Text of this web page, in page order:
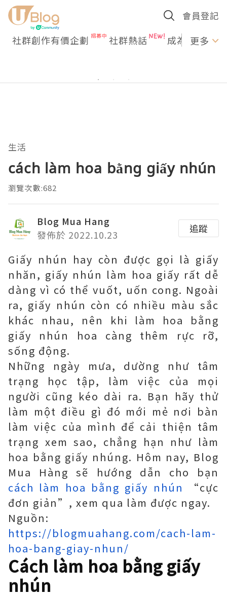
會員登記
社群創作有價企劃 社群熱話 成為U更多
生活
cách làm hoa bằng giấy nhún
瀏覽次數:682
Blog Mua Hang
發佈於 2022.10.23
追蹤
Giấy nhún hay còn được gọi là giấy
nhăn, giấy nhún làm hoa giấy rất dễ
dàng vì có thể vuốt, uốn cong. Ngoài
ra, giấy nhún còn có nhiều màu sắc
khác nhau, nên khi làm hoa bằng
giấy nhún hoa càng thêm rực rỡ,
sống động.
Những ngày mưa, dường như tâm
trạng học tập, làm việc của mọi
người cũng kéo dài ra. Bạn hãy thử
làm một điều gì đó mới mẻ nơi bàn
làm việc của mình để cải thiện tâm
trạng xem sao, chẳng hạn như làm
hoa bằng giấy nhúng. Hôm nay, Blog
Mua Hàng sẽ hướng dẫn cho bạn
cách làm hoa bằng giấy nhún
“cực
đơn giản”, xem qua làm được ngay.
Nguồn:
https://blogmuahang.com/cach-lam-
hoa-bang-giay-nhun/
Cách làm hoa bằng giấy
nhún